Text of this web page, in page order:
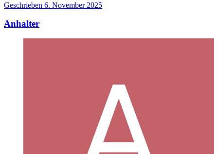
Geschrieben 6. November 2025
Anhalter